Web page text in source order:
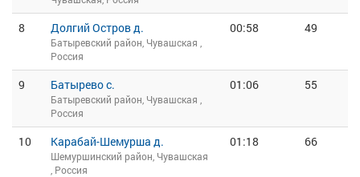
8 Долгий Остров д.
Батыревский район, Чувашская ,
Россия
00:58 49
9 Батырево с.
Батыревский район, Чувашская ,
Россия
01:06 55
10 Карабай-Шемурша д.
Шемуршинский район, Чувашская
, Россия
01:18 66